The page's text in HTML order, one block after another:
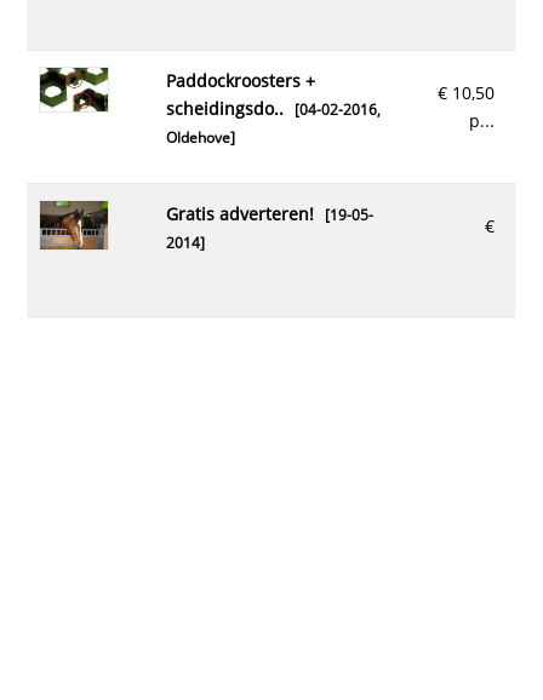
€ 10,50
p...
paddockroosters +
scheidingsdo..[04-02-2016,
Oldehove]
€
gratis adverteren![19-05-
2014]